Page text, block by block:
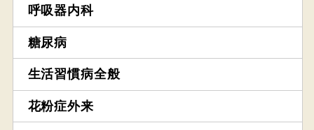
呼吸器内科
糖尿病
生活習慣病全般
花粉症外来